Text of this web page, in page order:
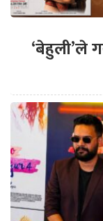
‘बेहुली’ले